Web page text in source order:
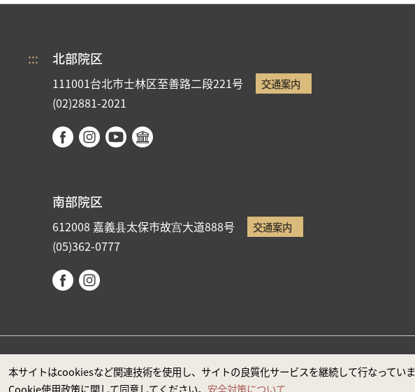
本サイトはcookiesなど関連技術を使用し、サイトの良質化サービスを継続して行なって
Cookie使用政策に関して同意してください。 安全対策について
::: 北部院区
111001台北市士林区至善路二段221号 交通案内
(02)2881-2021
南部院区
612008 嘉義县太保市故宫大道888号 交通案内
(05)362-0777
国立故宮博物院著作権所有 本サイトはMicrosoft Edge、Google Chrome